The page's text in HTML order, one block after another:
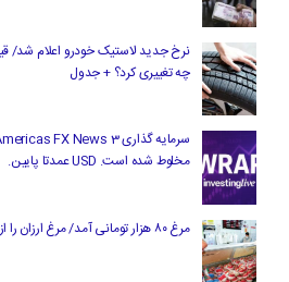
نرخ جدید لاستیک خودرو اعلام شد/
چه تغییری کرد؟ + جدول
مخلوط شده است. USD عمدتا پایین.
مرغ ۸۰ هزار تومانی آمد/ مرغ ارزان را از کجا بخریم؟